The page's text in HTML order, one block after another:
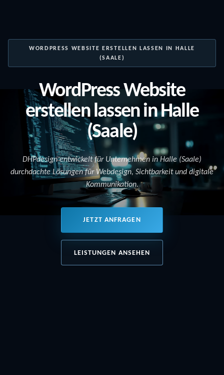
WORDPRESS WEBSITE ERSTELLEN LASSEN IN HALLE
(SAALE)
WordPress Website
erstellen lassen in Halle
(Saale)
DHPdesign entwickelt für Unternehmen in Halle (Saale)
durchdachte Lösungen für Webdesign, Sichtbarkeit und digitale
Kommunikation.
JETZT ANFRAGEN
LEISTUNGEN ANSEHEN